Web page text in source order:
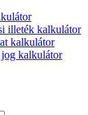
illeték kalkulátor
kalkulátor
kalkulátor